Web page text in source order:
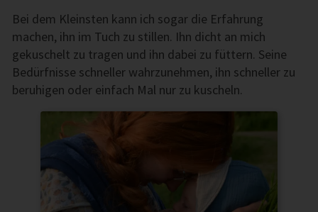
Bei dem Kleinsten kann ich sogar die Erfahrung
machen, ihn im Tuch zu stillen. Ihn dicht an mich
gekuschelt zu tragen und ihn dabei zu füttern. Seine
Bedürfnisse schneller wahrzunehmen, ihn schneller zu
beruhigen oder einfach Mal nur zu kuscheln.